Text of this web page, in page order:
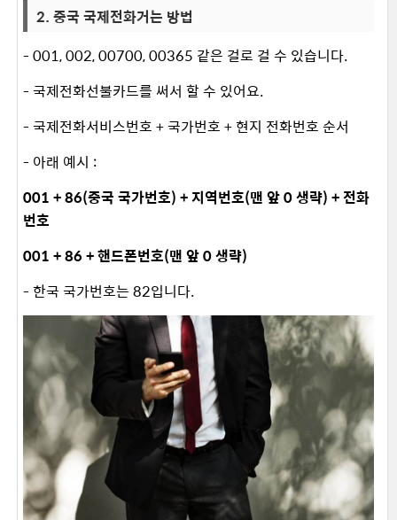
2. 중국 국제전화거는 방법
- 001, 002, 00700, 00365 같은 걸로 걸 수 있습니다.
- 국제전화선불카드를 써서 할 수 있어요.
- 국제전화서비스번호 + 국가번호 + 현지 전화번호 순서
- 아래 예시 :
001 + 86(중국 국가번호) + 지역번호(맨 앞 0 생략) + 전화
번호
001 + 86 + 핸드폰번호(맨 앞 0 생략)
- 한국 국가번호는 82입니다.